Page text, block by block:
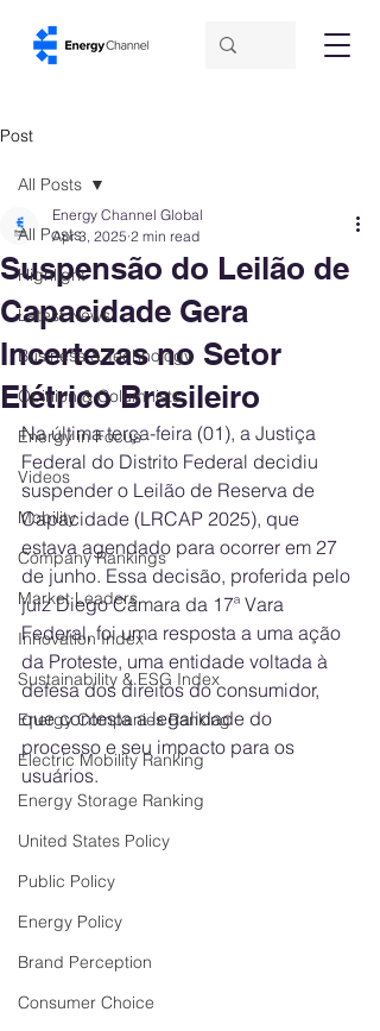
Post
All Posts
Highlight
Latest News
Business & Technology
Opinion & Columnists
Energy in Focus
Videos
Mobility
Company Rankings
Market Leaders
Innovation Index
Sustainability & ESG Index
Energy Companies Ranking
Electric Mobility Ranking
Energy Storage Ranking
United States Policy
Public Policy
Energy Policy
Brand Perception
Consumer Choice
All Posts
Suspensão do Leilão de
Capacidade Gera
Incertezas no Setor
Elétrico Brasileiro
Energy Channel Global
Apr 3, 2025 2 min read
Na última terça-feira (01), a Justiça
Federal do Distrito Federal decidiu
suspender o Leilão de Reserva de
Capacidade (LRCAP 2025), que
estava agendado para ocorrer em 27
de junho. Essa decisão, proferida pelo
juiz Diego Câmara da 17ª Vara
Federal, foi uma resposta a uma ação
da Proteste, uma entidade voltada à
defesa dos direitos do consumidor,
que contesta a legalidade do
processo e seu impacto para os
usuários.